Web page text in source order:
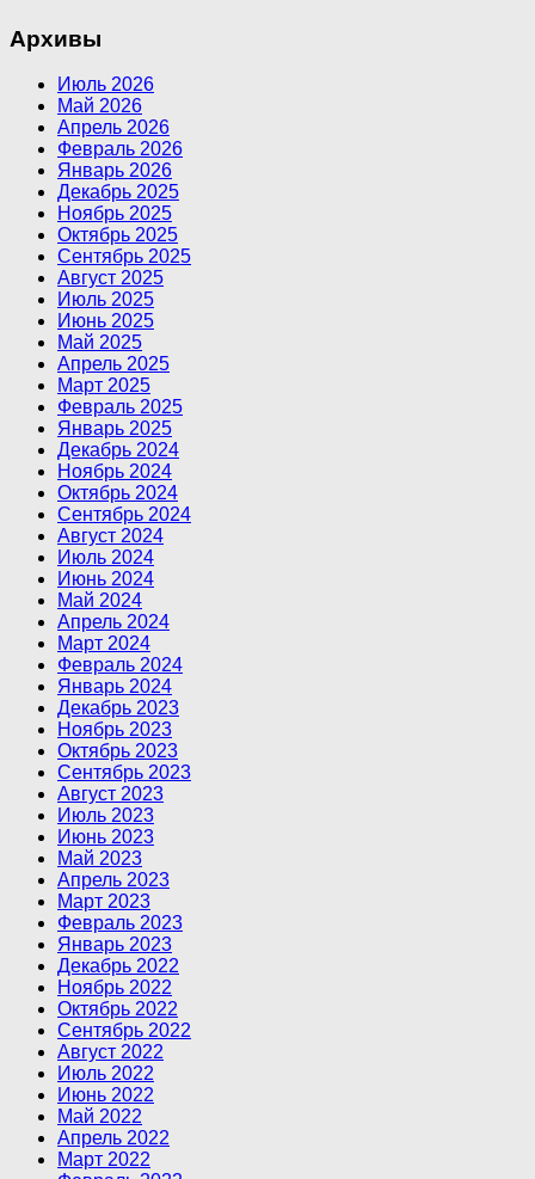
Архивы
Июль 2026
Май 2026
Апрель 2026
Февраль 2026
Январь 2026
Декабрь 2025
Ноябрь 2025
Октябрь 2025
Сентябрь 2025
Август 2025
Июль 2025
Июнь 2025
Май 2025
Апрель 2025
Март 2025
Февраль 2025
Январь 2025
Декабрь 2024
Ноябрь 2024
Октябрь 2024
Сентябрь 2024
Август 2024
Июль 2024
Июнь 2024
Май 2024
Апрель 2024
Март 2024
Февраль 2024
Январь 2024
Декабрь 2023
Ноябрь 2023
Октябрь 2023
Сентябрь 2023
Август 2023
Июль 2023
Июнь 2023
Май 2023
Апрель 2023
Март 2023
Февраль 2023
Январь 2023
Декабрь 2022
Ноябрь 2022
Октябрь 2022
Сентябрь 2022
Август 2022
Июль 2022
Июнь 2022
Май 2022
Апрель 2022
Март 2022